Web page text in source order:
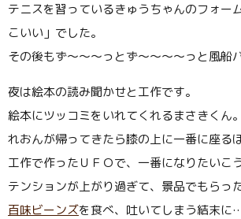
テニスを習っているきゅうちゃんのフォー
こいい」でした。
その後もず〜〜〜っとず〜〜〜〜っと風船
夜は絵本の読み聞かせと工作です。
絵本にツッコミをいれてくれるまさきくん。
れおんが帰ってきたら膝の上に一番に座る
工作で作ったＵＦＯで、一番になりたいこ
テンションが上がり過ぎて、景品でもらっ
百味ビーンズを食べ、吐いてしまう結末に